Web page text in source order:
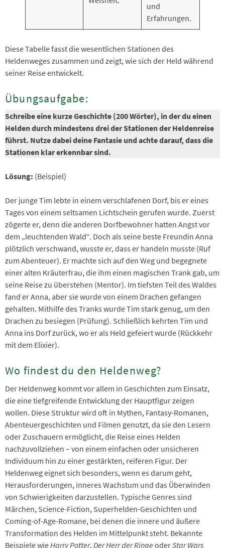
und
Erfahrungen.
Diese Tabelle fasst die wesentlichen Stationen des
Heldenweges zusammen und zeigt, wie sich der Held während
seiner Reise entwickelt.
Übungsaufgabe:
Schreibe eine kurze Geschichte (200 Wörter), in der du einen
Helden durch mindestens drei der Stationen der Heldenreise
führst. Nutze dabei deine Fantasie und achte darauf, dass die
Stationen klar erkennbar sind.
Lösung: (Beispiel)
Der junge Tim lebte in einem verschlafenen Dorf, bis er eines
Tages von einem seltsamen Lichtschein gerufen wurde. Zuerst
zögerte er, denn die anderen Dorfbewohner hatten Angst vor
dem „leuchtenden Wald“. Doch als seine beste Freundin Anna
plötzlich verschwand, wusste er, dass er handeln musste (Ruf
zum Abenteuer). Er machte sich auf den Weg und begegnete
einer alten Kräuterfrau, die ihm einen magischen Trank gab, um
seine Reise zu überstehen (Mentor). Im tiefsten Teil des Waldes
fand er Anna, aber sie wurde von einem Drachen gefangen
gehalten. Mithilfe des Tranks wurde Tim stark genug, um den
Drachen zu besiegen (Prüfung). Schließlich kehrten Tim und
Anna ins Dorf zurück, wo er als Held gefeiert wurde (Rückkehr
mit dem Elixier).
Wo findest du den Heldenweg?
Der Heldenweg kommt vor allem in Geschichten zum Einsatz,
die eine tiefgreifende Entwicklung der Hauptfigur zeigen
wollen. Diese Struktur wird oft in Mythen, Fantasy-Romanen,
Abenteuergeschichten und Filmen genutzt, da sie den Lesern
oder Zuschauern ermöglicht, die Reise eines Helden
nachzuvollziehen – von einem einfachen oder unsicheren
Individuum hin zu einer gestärkten, reiferen Figur. Der
Heldenweg eignet sich besonders, wenn es darum geht,
Herausforderungen, inneres Wachstum und das Überwinden
von Schwierigkeiten darzustellen. Typische Genres sind
Märchen, Science-Fiction, Superhelden-Geschichten und
Coming-of-Age-Romane, bei denen die innere und äußere
Transformation des Helden im Mittelpunkt steht. Bekannte
Beispiele wieHarry Potter, Der Herr der Ringe oderStar Wars